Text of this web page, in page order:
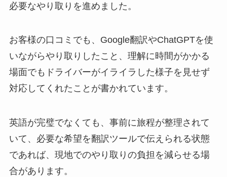
必要なやり取りを進めました。
お客様の口コミでも、Google翻訳やChatGPTを使
いながらやり取りしたこと、理解に時間がかかる
場面でもドライバーがイライラした様子を見せず
対応してくれたことが書かれています。
英語が完璧でなくても、事前に旅程が整理されて
いて、必要な希望を翻訳ツールで伝えられる状態
であれば、現地でのやり取りの負担を減らせる場
合があります。